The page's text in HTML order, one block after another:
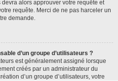
alors approuver votre requête et
requête. Merci de ne pas harceler un
demande.
d’un groupe d’utilisateurs ?
est généralement assigné lorsque
créés par un administrateur du
d’un groupe d’utilisateurs, votre